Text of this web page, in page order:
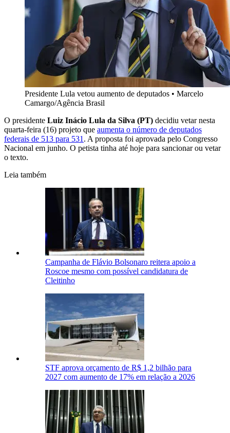
Presidente Lula vetou aumento de deputados • Marcelo
Camargo/Agência Brasil
O presidente Luiz Inácio Lula da Silva (PT) decidiu vetar nesta
quarta-feira (16) projeto que aumenta o número de deputados
federais de 513 para 531 . A proposta foi aprovada pelo Congresso
Nacional em junho. O petista tinha até hoje para sancionar ou vetar
o texto.
Leia também
Campanha de Flávio Bolsonaro reitera apoio a
Roscoe mesmo com possível candidatura de
Cleitinho
STF aprova orçamento de R$ 1,2 bilhão para
2027 com aumento de 17% em relação a 2026